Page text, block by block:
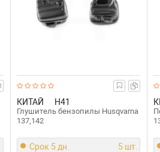
КИТАЙ H41
Глушитель бензопилы Husqvarna
137,142
Срок 5 дн. 5 шт.